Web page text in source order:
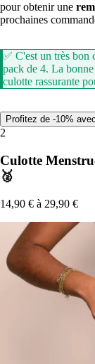
pour obtenir une
prochaines
✅ C'est un très bon
pack de 4. La
culotte rassurante
Profitez de -10%
2
Culotte
🥈
14,90 € à 29,90 €